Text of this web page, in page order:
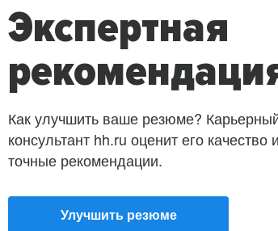
Экспертная
Как улучшить ваше резюме?
консультант hh.ru оценит его качество
точные рекомендации.
Улучшить резюме